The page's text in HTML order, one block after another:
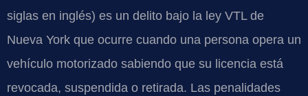
siglas en inglés) es un delito bajo la ley VTL de
Nueva York que ocurre cuando una persona opera un
vehículo motorizado sabiendo que su licencia está
revocada, suspendida o retirada. Las penalidades